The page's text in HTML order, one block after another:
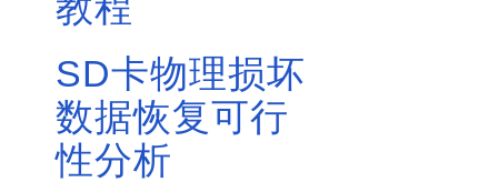
教程
SD卡物理损坏
数据恢复可行
性分析